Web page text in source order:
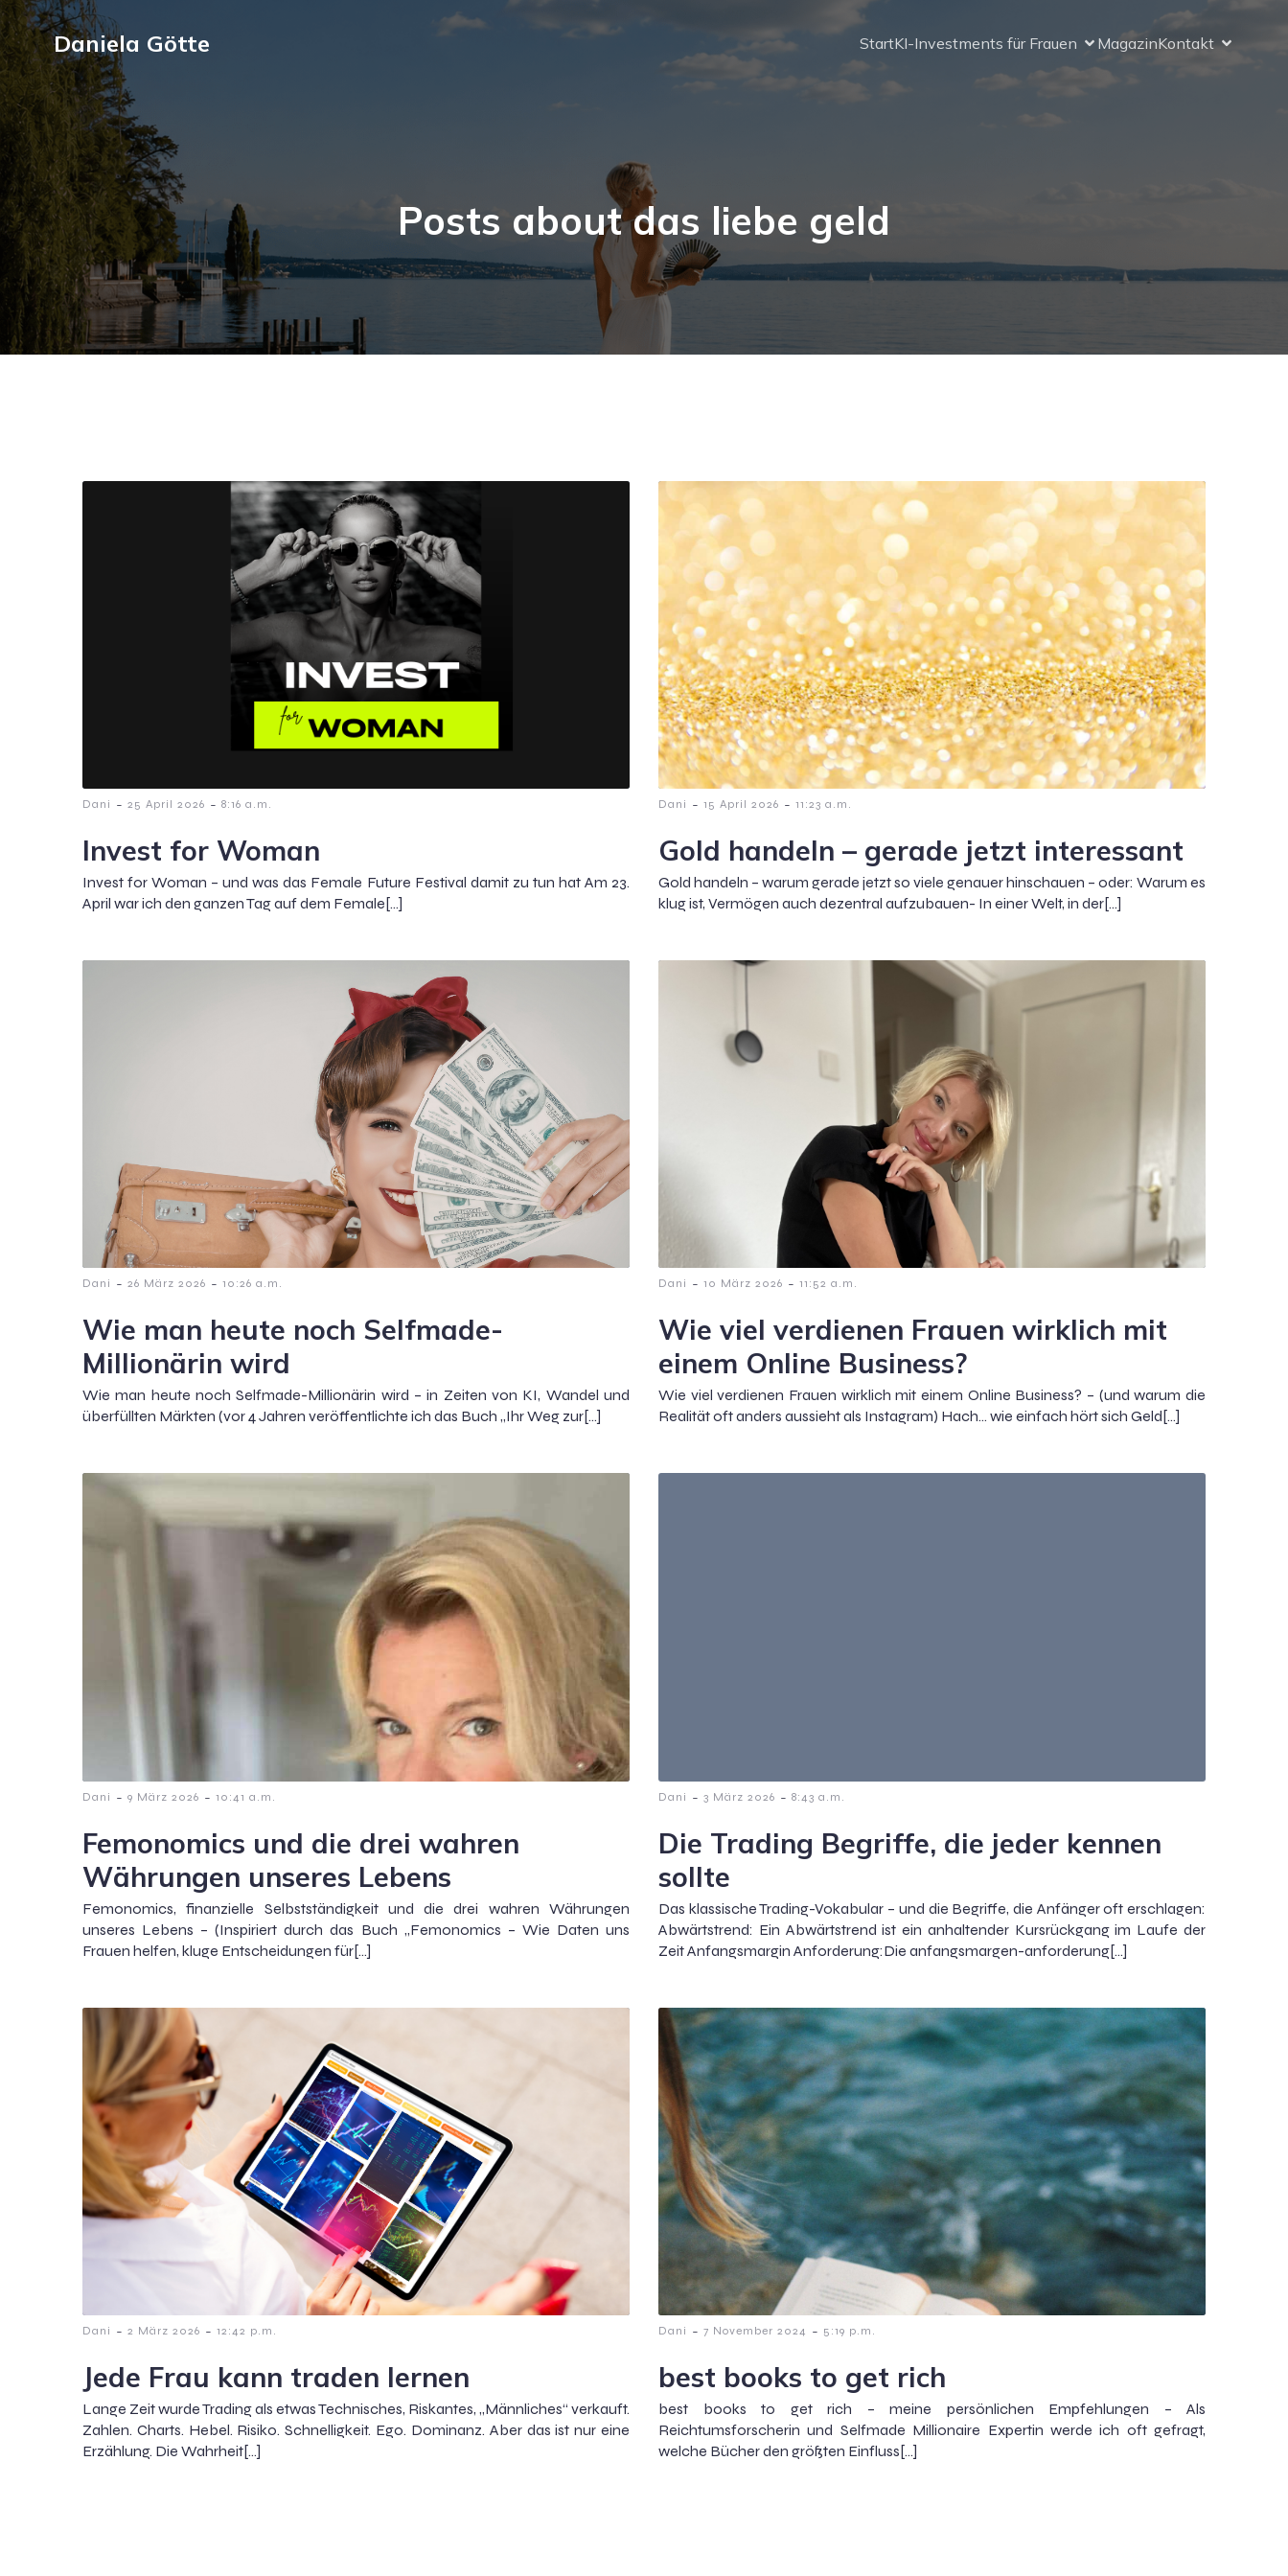
Daniela Götte StartKI-Investments für Frauen MagazinKontakt
Posts about das liebe geld
Dani - 25 April 2026 - 8:16 a.m.
Invest for Woman
Invest for Woman – und was das Female Future Festival damit zu tun hat Am 23.
April war ich den ganzen Tag auf dem Female[…]
Dani - 15 April 2026 - 11:23 a.m.
Gold handeln – gerade jetzt interessant
Gold handeln – warum gerade jetzt so viele genauer hinschauen – oder: Warum es
klug ist, Vermögen auch dezentral aufzubauen- In einer Welt, in der[…]
Dani - 26 März 2026 - 10:26 a.m.
Wie man heute noch Selfmade-
Millionärin wird
Wie man heute noch Selfmade-Millionärin wird – in Zeiten von KI, Wandel und
überfüllten Märkten (vor 4 Jahren veröffentlichte ich das Buch „Ihr Weg zur[…]
Dani - 10 März 2026 - 11:52 a.m.
Wie viel verdienen Frauen wirklich mit
einem Online Business?
Wie viel verdienen Frauen wirklich mit einem Online Business? – (und warum die
Realität oft anders aussieht als Instagram) Hach… wie einfach hört sich Geld[…]
Dani - 9 März 2026 - 10:41 a.m.
Femonomics und die drei wahren
Währungen unseres Lebens
Femonomics, finanzielle Selbstständigkeit und die drei wahren Währungen
unseres Lebens – (Inspiriert durch das Buch „Femonomics – Wie Daten uns
Frauen helfen, kluge Entscheidungen für[…]
Dani - 3 März 2026 - 8:43 a.m.
Die Trading Begriffe, die jeder kennen
sollte
Das klassische Trading-Vokabular – und die Begriffe, die Anfänger oft erschlagen:
Abwärtstrend: Ein Abwärtstrend ist ein anhaltender Kursrückgang im Laufe der
Zeit Anfangsmargin Anforderung:Die anfangsmargen-anforderung[…]
Dani - 2 März 2026 - 12:42 p.m.
Jede Frau kann traden lernen
Lange Zeit wurde Trading als etwas Technisches, Riskantes, „Männliches“ verkauft.
Zahlen. Charts. Hebel. Risiko. Schnelligkeit. Ego. Dominanz. Aber das ist nur eine
Erzählung. Die Wahrheit[…]
Dani - 7 November 2024 - 5:19 p.m.
best books to get rich
best books to get rich – meine persönlichen Empfehlungen – Als
Reichtumsforscherin und Selfmade Millionaire Expertin werde ich oft gefragt,
welche Bücher den größten Einfluss[…]